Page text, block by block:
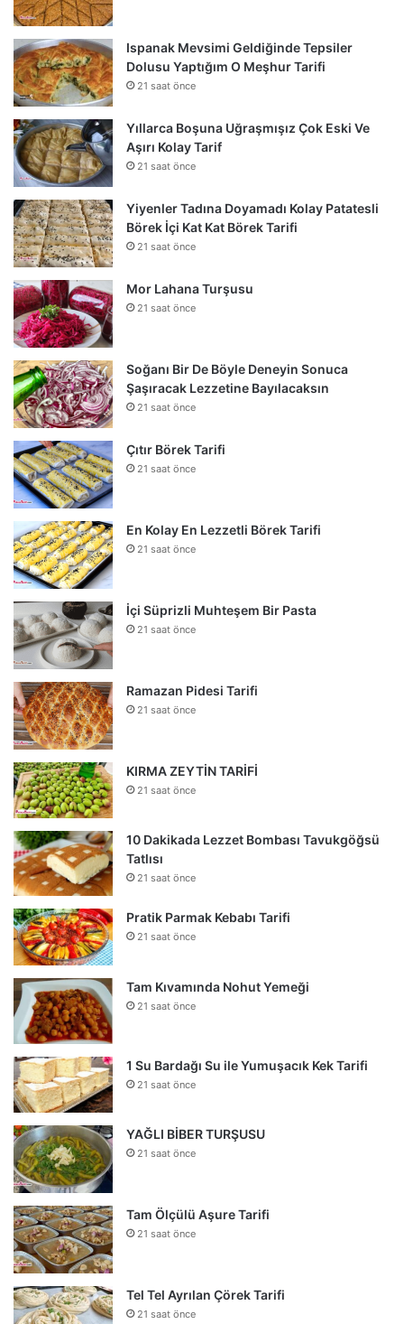
Ispanak Mevsimi Geldiğinde Tepsiler
Dolusu Yaptığım O Meşhur Tarifi
21 saat önce
Yıllarca Boşuna Uğraşmışız Çok Eski Ve
Aşırı Kolay Tarif
21 saat önce
Yiyenler Tadına Doyamadı Kolay Patatesli
Börek İçi Kat Kat Börek Tarifi
21 saat önce
Mor Lahana Turşusu
21 saat önce
Soğanı Bir De Böyle Deneyin Sonuca
Şaşıracak Lezzetine Bayılacaksın
21 saat önce
Çıtır Börek Tarifi
21 saat önce
En Kolay En Lezzetli Börek Tarifi
21 saat önce
İçi Süprizli Muhteşem Bir Pasta
21 saat önce
Ramazan Pidesi Tarifi
21 saat önce
KIRMA ZEYTİN TARİFİ
21 saat önce
10 Dakikada Lezzet Bombası Tavukgöğsü
Tatlısı
21 saat önce
Pratik Parmak Kebabı Tarifi
21 saat önce
Tam Kıvamında Nohut Yemeği
21 saat önce
1 Su Bardağı Su ile Yumuşacık Kek Tarifi
21 saat önce
YAĞLI BİBER TURŞUSU
21 saat önce
Tam Ölçülü Aşure Tarifi
21 saat önce
Tel Tel Ayrılan Çörek Tarifi
21 saat önce